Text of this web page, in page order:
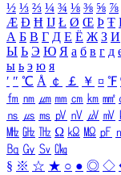
½ ⅓ ⅔ ¼ ¾ ⅛ ⅜ ⅝ ⅞
Æ Ð Ħ Ĳ Ł Ø Œ Þ Ŧ
А Б В Г Д Е Ё Ж З И
Ы Ь Э Ю Я а б в г д
ы ь э ю я
′ ″ ℃ Å ￠ ￡ ￥ ¤ ℉
㎙ ㎚ ㎛ ㎜ ㎝ ㎞ ㎟
㎱ ㎲ ㎳ ㎴ ㎵ ㎶ ㎷
㎒ ㎓ ㎔ Ω ㏀ ㏁ ㎊
㏃ ㏉ ㏜ ㏆
§ ※ ☆ ★ ○ ● ◎ ◇